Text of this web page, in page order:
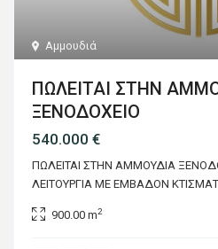
Αμμουδιά
ΠΩΛΕΙΤΑΙ ΣΤΗΝ
ΞΕΝΟΔΟΧΕΙΟ
540.000 €
ΠΩΛΕΙΤΑΙ ΣΤΗΝ ΑΜΜΟΥΔΙΑ
ΛΕΙΤΟΥΡΓΙΑ ΜΕ ΕΜΒΑΔΟΝ
900.00 m2